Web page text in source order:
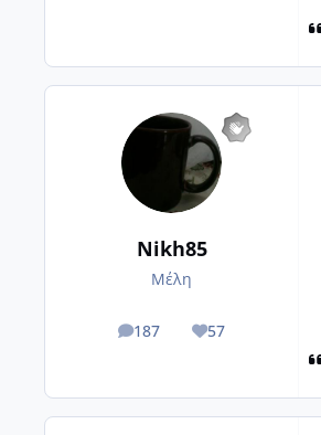
Nikh85
Μέλη
187
posts 57
Reputation